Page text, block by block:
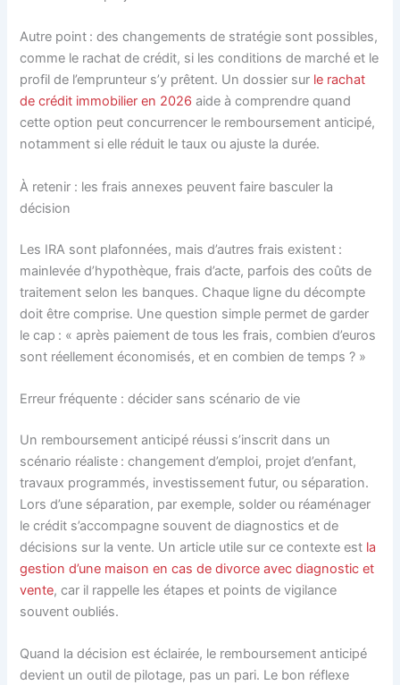
Autre point : des changements de stratégie sont possibles,
comme le rachat de crédit, si les conditions de marché et le
profil de l’emprunteur s’y prêtent. Un dossier sur le rachat
de crédit immobilier en 2026 aide à comprendre quand
cette option peut concurrencer le remboursement anticipé,
notamment si elle réduit le taux ou ajuste la durée.
À retenir : les frais annexes peuvent faire basculer la
décision
Les IRA sont plafonnées, mais d’autres frais existent :
mainlevée d’hypothèque, frais d’acte, parfois des coûts de
traitement selon les banques. Chaque ligne du décompte
doit être comprise. Une question simple permet de garder
le cap : « après paiement de tous les frais, combien d’euros
sont réellement économisés, et en combien de temps ? »
Erreur fréquente : décider sans scénario de vie
Un remboursement anticipé réussi s’inscrit dans un
scénario réaliste : changement d’emploi, projet d’enfant,
travaux programmés, investissement futur, ou séparation.
Lors d’une séparation, par exemple, solder ou réaménager
le crédit s’accompagne souvent de diagnostics et de
décisions sur la vente. Un article utile sur ce contexte est la
gestion d’une maison en cas de divorce avec diagnostic et
vente, car il rappelle les étapes et points de vigilance
souvent oubliés.
Quand la décision est éclairée, le remboursement anticipé
devient un outil de pilotage, pas un pari. Le bon réflexe